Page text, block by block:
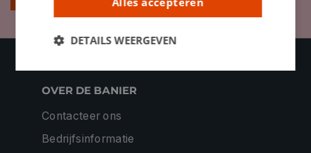
OVER DE BANIER
Contacteer ons
Bedrijfsinformatie
DETAILS WEERGEVEN